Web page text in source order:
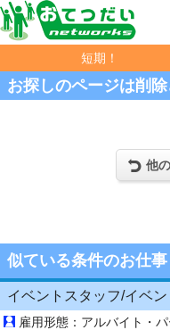
短期！
お探しのページは削
他
似ている条件のお仕事
雇用形態： アルバイト・パ